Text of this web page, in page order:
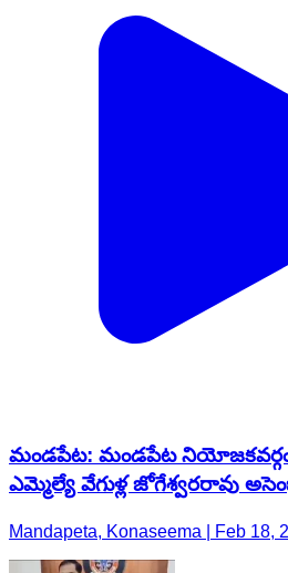
మండపేట: మండపేట
ఎమ్మెల్యే వేగుళ్ల జోగేశ్వరరావు
Mandapeta, Konaseema | Feb 18,